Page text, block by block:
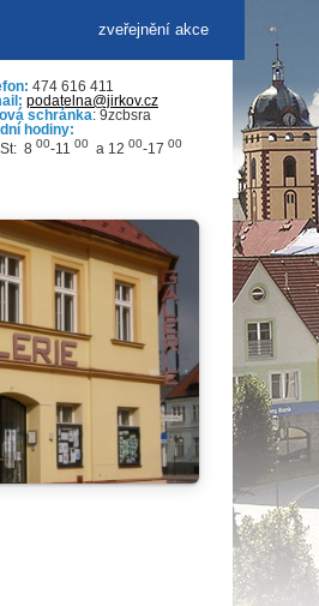
zveřejnění akce
474 616 411
podatelna@jirkov.cz
schránka: 9zcbsra
hodiny:
St: 8 00-11 00 a 12 00-17 00
ZÁBORY